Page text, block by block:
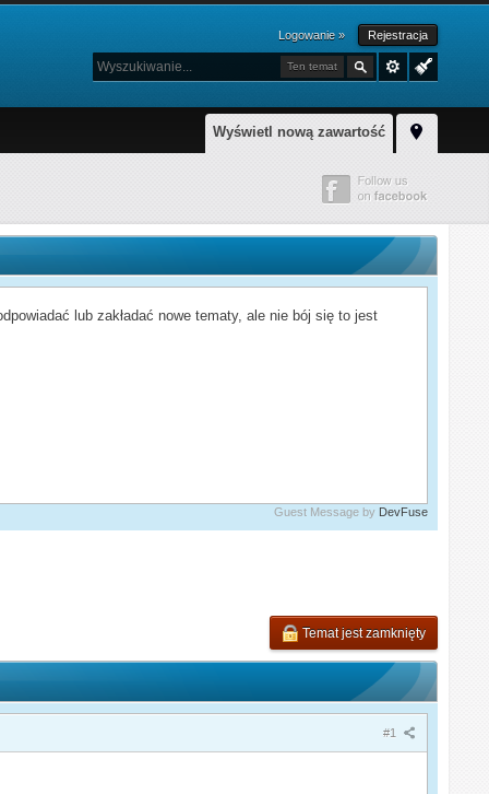
Logowanie » Rejestracja
Ten temat
Wyświetl nową zawartość
lub zakładać nowe tematy, ale nie bój się to jest
Guest Message by DevFuse
Temat jest zamknięty
#1